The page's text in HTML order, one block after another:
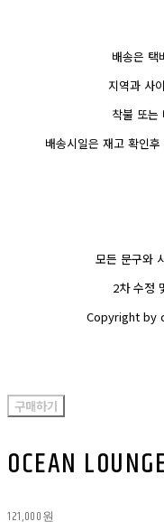
배송은 택
지역과 사
착불 또는
배송시일은 재고 확인
모든 문구와
2차 수정
Copyright by
구매하기
OCEAN
121,000원